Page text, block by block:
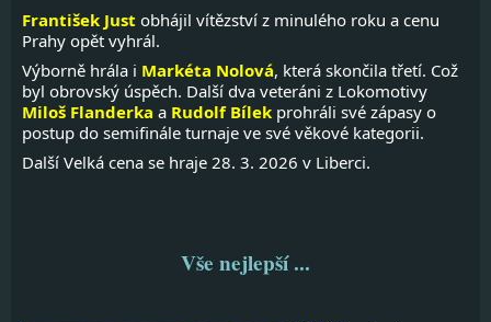
František Just obhájil vítězství z minulého roku a cenu
Prahy opět vyhrál.
Výborně hrála i Markéta Nolová, která skončila třetí. Což
byl obrovský úspěch. Další dva veteráni z Lokomotivy
Miloš Flanderka a Rudolf Bílek prohráli své zápasy o
postup do semifinále turnaje ve své věkové kategorii.
Další Velká cena se hraje 28. 3. 2026 v Liberci.
Vše nejlepší ...